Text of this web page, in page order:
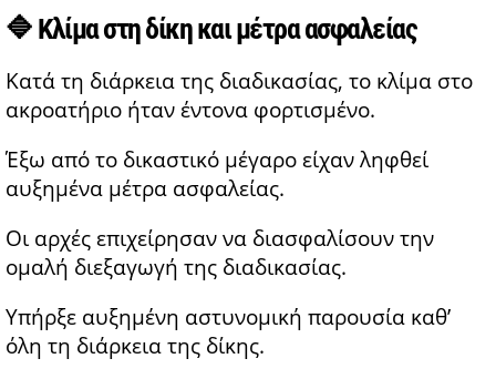
🔷 Κλίμα στη δίκη και μέτρα ασφαλείας
Κατά τη διάρκεια της διαδικασίας, το κλίμα στο
ακροατήριο ήταν έντονα φορτισμένο.
Έξω από το δικαστικό μέγαρο είχαν ληφθεί
αυξημένα μέτρα ασφαλείας.
Οι αρχές επιχείρησαν να διασφαλίσουν την
ομαλή διεξαγωγή της διαδικασίας.
Υπήρξε αυξημένη αστυνομική παρουσία καθ’
όλη τη διάρκεια της δίκης.